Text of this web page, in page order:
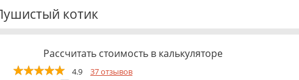
котик
Рассчитать стоимость в калькуляторе
4.9
37 отзывов